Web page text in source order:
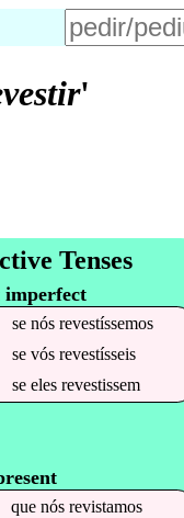
'
Tenses
imperfect
senósrevestíssemos
sevósrevestísseis
seelesrevestissem
quenósrevistamos